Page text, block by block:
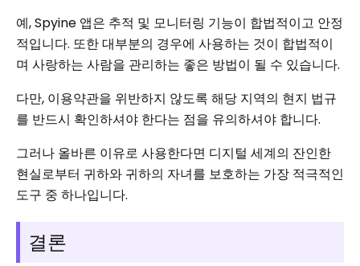
예, Spyine 앱은 추적 및 모니터링 기능이 합법적이고 안정
적입니다. 또한 대부분의 경우에 사용하는 것이 합법적이
며 사랑하는 사람을 관리하는 좋은 방법이 될 수 있습니다.
다만, 이용약관을 위반하지 않도록 해당 지역의 현지 법규
를 반드시 확인하셔야 한다는 점을 유의하셔야 합니다.
그러나 올바른 이유로 사용한다면 디지털 세계의 잔인한
현실로부터 귀하와 귀하의 자녀를 보호하는 가장 적극적인
도구 중 하나입니다.
결론